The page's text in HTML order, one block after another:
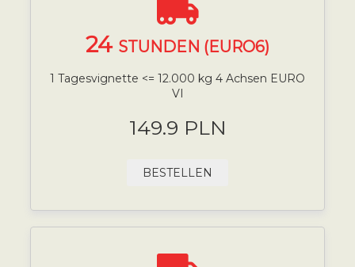
24 STUNDEN (EURO6)
1 Tagesvignette <= 12.000 kg 4 Achsen EURO
VI
149.9 PLN
BESTELLEN